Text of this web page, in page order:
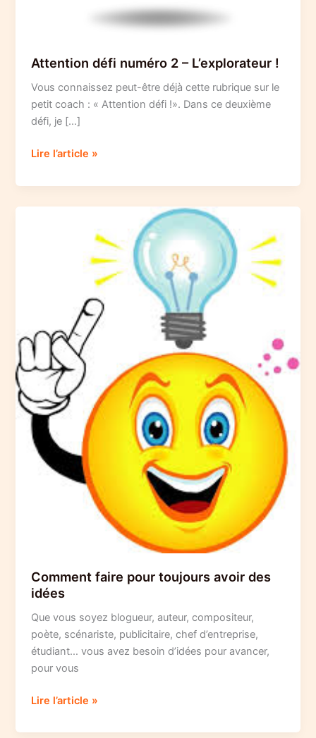
Attention défi numéro 2 – L’explorateur !
Vous connaissez peut-être déjà cette rubrique sur le
petit coach : « Attention défi !». Dans ce deuxième
défi, je […]
Attention
numéro
2
L’explorateur
Lire l’article »
Comment faire pour toujours avoir des
idées
Que vous soyez blogueur, auteur, compositeur,
poète, scénariste, publicitaire, chef d’entreprise,
étudiant… vous avez besoin d’idées pour avancer,
pour vous
Comment
pour
Lire l’article »